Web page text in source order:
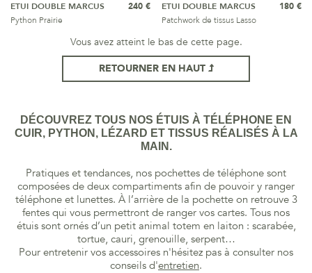
ETUI DOUBLE MARCUS
Python Prairie
240 €
ETUI DOUBLE MARCUS
Patchwork de tissus Lasso
180 €
Vous avez atteint le bas de cette page.
RETOURNER EN HAUT
DÉCOUVREZ TOUS NOS ÉTUIS À TÉLÉPHONE EN
CUIR, PYTHON, LÉZARD ET TISSUS RÉALISÉS À LA
MAIN.
Pratiques et tendances, nos pochettes de téléphone sont
composées de deux compartiments afin de pouvoir y ranger
téléphone et lunettes. À l’arrière de la pochette on retrouve 3
fentes qui vous permettront de ranger vos cartes. Tous nos
étuis sont ornés d’un petit animal totem en laiton : scarabée,
tortue, cauri, grenouille, serpent…
Pour entretenir vos accessoires n'hésitez pas à consulter nos
conseils d'entretien.